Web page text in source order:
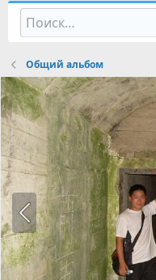
Общий альбом